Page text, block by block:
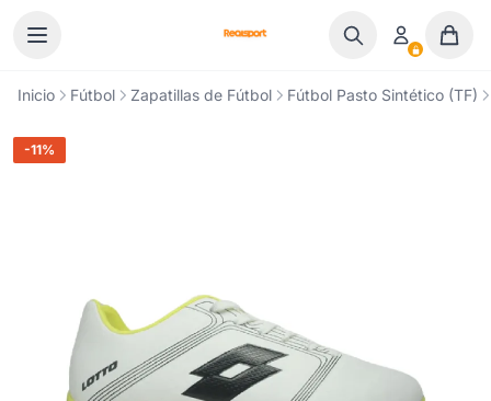
Inicio Fútbol Zapatillas de Fútbol Fútbol Pasto Sintético (TF)
-11%